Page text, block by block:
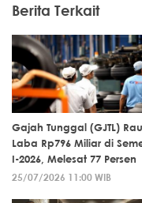
Berita Terkait
Gajah Tunggal (GJTL)
Laba Rp796 Miliar di
I-2026, Melesat 77 Persen
25/07/2026 11:00 WIB